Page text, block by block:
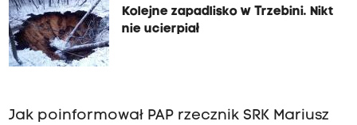
Kolejne zapadlisko w Trzebini. Nikt
nie ucierpiał
Jak poinformował PAP rzecznik SRK Mariusz